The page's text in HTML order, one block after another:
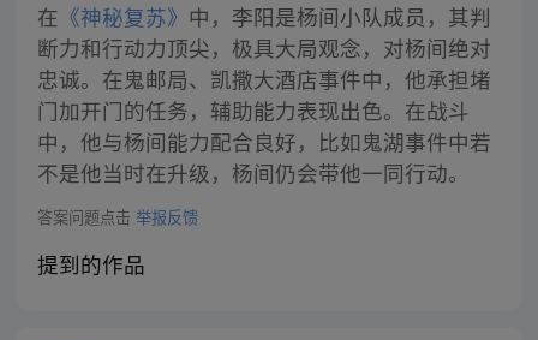
在 《神秘复苏》 中，李阳是杨间小队成员，其判
断力和行动力顶尖，极具大局观念，对杨间绝对
忠诚。在鬼邮局、凯撒大酒店事件中，他承担堵
门加开门的任务，辅助能力表现出色。在战斗
中，他与杨间能力配合良好，比如鬼湖事件中若
不是他当时在升级，杨间仍会带他一同行动。
答案问题点击 举报反馈
提到的作品